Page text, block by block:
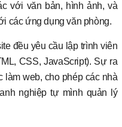
với văn bản, hình ảnh, và
các ứng dụng văn phòng.
đều yêu cầu lập trình viên
CSS, JavaScript). Sự ra
làm web, cho phép các nhà
nghiệp tự mình quản lý